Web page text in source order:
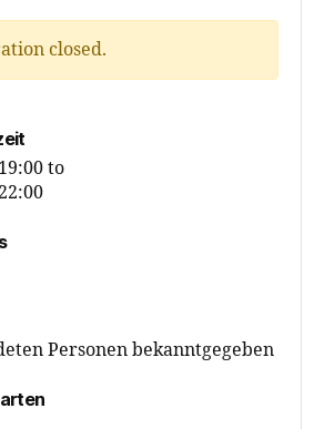
closed.
to
Personen bekanntgegeben